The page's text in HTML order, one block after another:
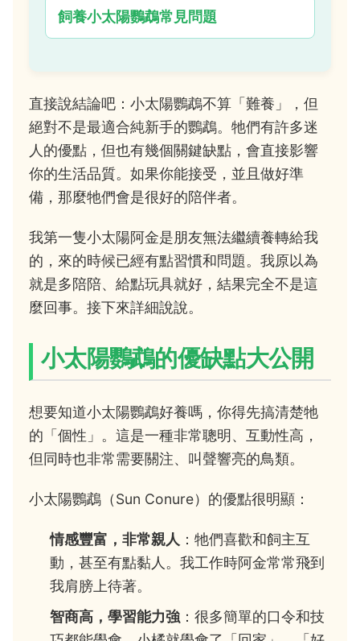
飼養小太陽鸚鵡常見問題
直接說結論吧：小太陽鸚鵡不算「難養」，但
絕對不是最適合純新手的鸚鵡。牠們有許多迷
人的優點，但也有幾個關鍵缺點，會直接影響
你的生活品質。如果你能接受，並且做好準
備，那麼牠們會是很好的陪伴者。
我第一隻小太陽阿金是朋友無法繼續養轉給我
的，來的時候已經有點習慣和問題。我原以為
就是多陪陪、給點玩具就好，結果完全不是這
麼回事。接下來詳細說說。
小太陽鸚鵡的優缺點大公開
想要知道小太陽鸚鵡好養嗎，你得先搞清楚牠
的「個性」。這是一種非常聰明、互動性高，
但同時也非常需要關注、叫聲響亮的鳥類。
小太陽鸚鵡（Sun Conure）的優點很明顯：
情感豐富，非常親人 ：牠們喜歡和飼主互
動，甚至有點黏人。我工作時阿金常常飛到
我肩膀上待著。
智商高，學習能力強 ：很多簡單的口令和技